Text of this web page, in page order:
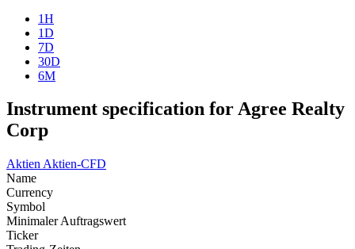
1H
1D
7D
30D
6M
Instrument specification for Agree Realty
Corp
Aktien Aktien-CFD
Name
Currency
Symbol
Minimaler Auftragswert
Ticker